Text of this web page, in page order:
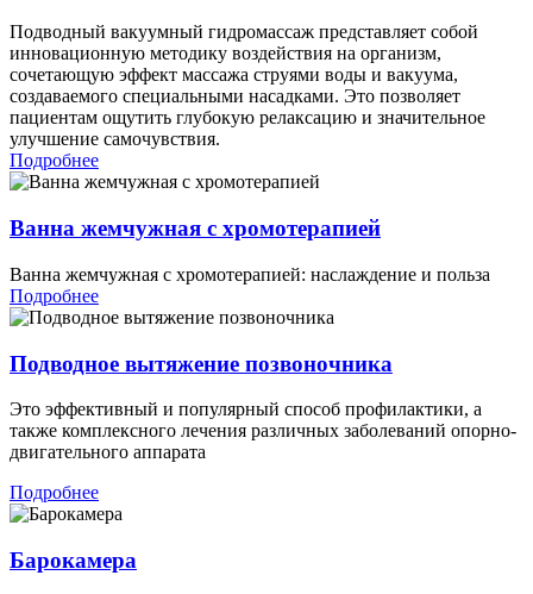
Подводный вакуумный гидромассаж представляет собой
инновационную методику воздействия на организм,
сочетающую эффект массажа струями воды и вакуума,
создаваемого специальными насадками. Это позволяет
пациентам ощутить глубокую релаксацию и значительное
улучшение самочувствия.
Подробнее
Ванна жемчужная с хромотерапией
Ванна жемчужная с хромотерапией: наслаждение и польза
Подробнее
Подводное вытяжение позвоночника
Это эффективный и популярный способ профилактики, а
также комплексного лечения различных заболеваний опорно-
двигательного аппарата
Подробнее
Барокамера